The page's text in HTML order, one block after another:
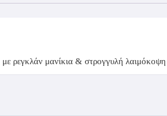
με ρεγκλάν μανίκια & στρογγυλή